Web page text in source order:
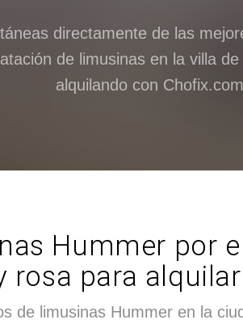
directamente de las
de limusinas en la villa
alquilando con Chofix.com
Hummer por
rosa para
de limusinas Hummer en la